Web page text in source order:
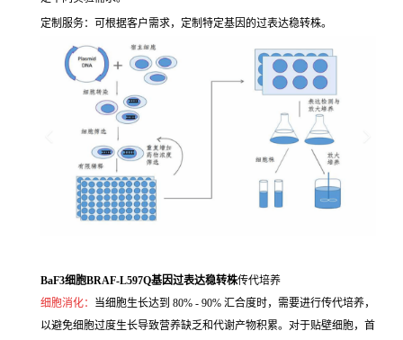
定制服务：可根据客户需求，定制特定基因的过表达稳转株。
BaF3细胞BRAF-L597Q基因过表达稳转株传代培养
细胞消化： 当细胞生长达到 80% - 90% 汇合度时，需要进行传代培养，
以避免细胞过度生长导致营养缺乏和代谢产物积累。对于贴壁细胞，首